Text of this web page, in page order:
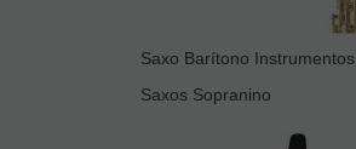
Saxo Barítono Instrumentos
Saxos Sopranino